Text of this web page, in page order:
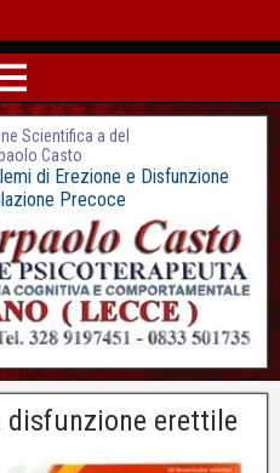
Scientifica a del
Casto
di Erezione e Disfunzione
Precoce
erettile